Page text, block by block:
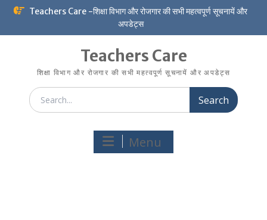
Skip
Teachers Care -शिक्षा विभाग और रोजगार की सभी महत्वपूर्ण सूचनायें और
अपडेट्स
Teachers Care
शिक्षा विभाग और रोजगार की सभी महत्वपूर्ण सूचनायें और अपडेट्स
Search
for:
Menu